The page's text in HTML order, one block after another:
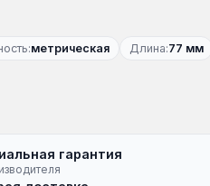
метрическая Длина:77 мм
гарантия